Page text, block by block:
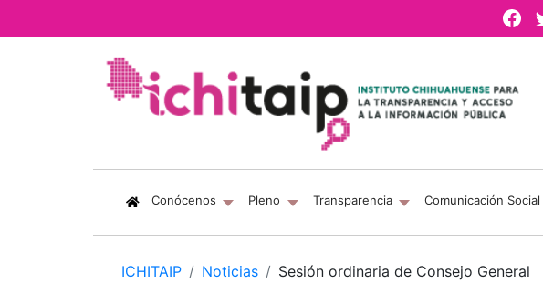
Conócenos (current)
Pleno Transparencia Comunicación Social
ICHITAIP Noticias Sesión ordinaria de Consejo General